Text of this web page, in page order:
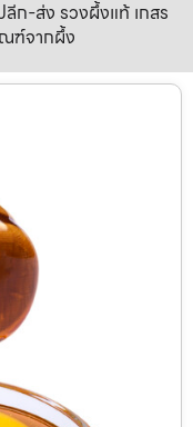
ก-ส่ง รวงผึ้งแท้ เกสร
ฑ์จากผึ้ง